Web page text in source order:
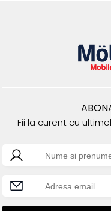
Fii la curent cu